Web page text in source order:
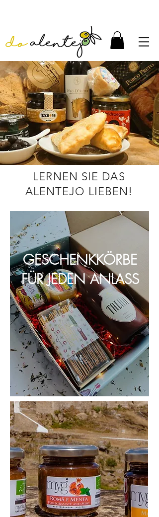
LERNEN SIE DAS
ALENTEJO LIEBEN!
GESCHENKKÖRBE
FÜR JEDEN ANLASS